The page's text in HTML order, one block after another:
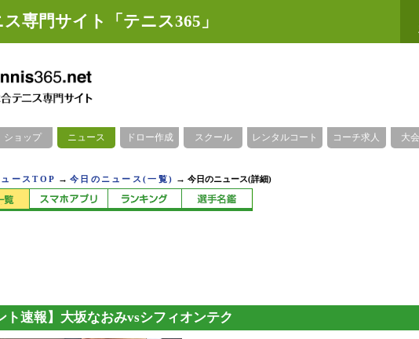
専門サイト「テニス365」
ショップ ニュース ドロー作成 スクール レンタルコート コーチ求人 大
ュースTOP →今日のニュース(一覧) →今日のニュース(詳細)
ト速報】大坂なおみvsシフィオンテク